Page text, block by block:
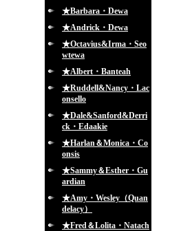
★Barbara・Dewa
★Andrick・Dewa
★Octavius&Irma・Seo
wtewa
★Albert・Banteah
★Ruddell&Nancy・Lac
onsello
★Dale&Sanford&Derri
ck・Edaakie
★Harlan＆Monica・Co
onsis
★Sammy＆Esther・Gu
ardian
★Amy・Wesley（Quan
delacy）
★Fred＆Lolita・Natach